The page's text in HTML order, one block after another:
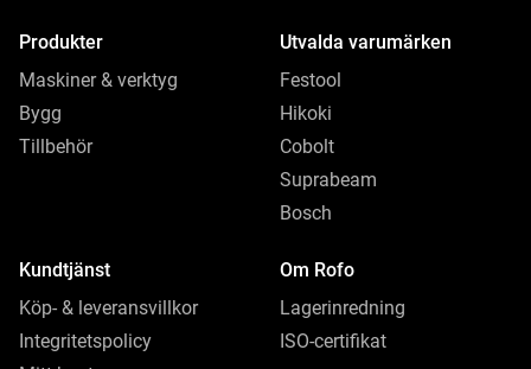
Produkter
Maskiner & verktyg
Bygg
Tillbehör
Utvalda varumärken
Festool
Hikoki
Cobolt
Suprabeam
Bosch
Kundtjänst
Köp- & leveransvillkor
Integritetspolicy
Om Rofo
Lagerinredning
ISO-certifikat